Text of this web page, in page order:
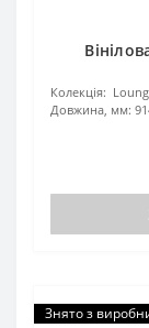
Колекція:
Довжина, мм:
Знято з